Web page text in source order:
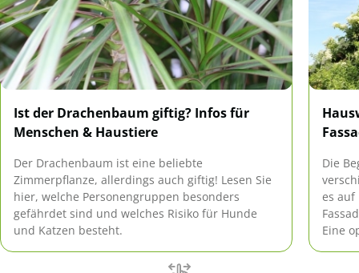
Ist der Drachenbaum giftig? Infos für
Menschen & Haustiere
Der Drachenbaum ist eine beliebte
Zimmerpflanze, allerdings auch giftig! Lesen Sie
hier, welche Personengruppen besonders
gefährdet sind und welches Risiko für Hunde
und Katzen besteht.
Die
es auf
Eine